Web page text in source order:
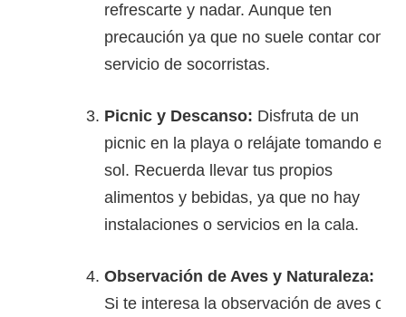
refrescarte y nadar. Aunque ten
precaución ya que no suele contar con
servicio de socorristas.
Picnic y Descanso: Disfruta de un
picnic en la playa o relájate tomando el
sol. Recuerda llevar tus propios
alimentos y bebidas, ya que no hay
instalaciones o servicios en la cala.
Observación de Aves y Naturaleza:
Si te interesa la observación de aves o